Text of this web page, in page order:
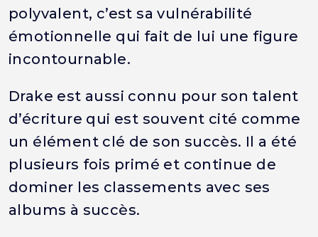
polyvalent, c’est sa vulnérabilité
émotionnelle qui fait de lui une figure
incontournable.
Drake est aussi connu pour son talent
d’écriture qui est souvent cité comme
un élément clé de son succès. Il a été
plusieurs fois primé et continue de
dominer les classements avec ses
albums à succès.